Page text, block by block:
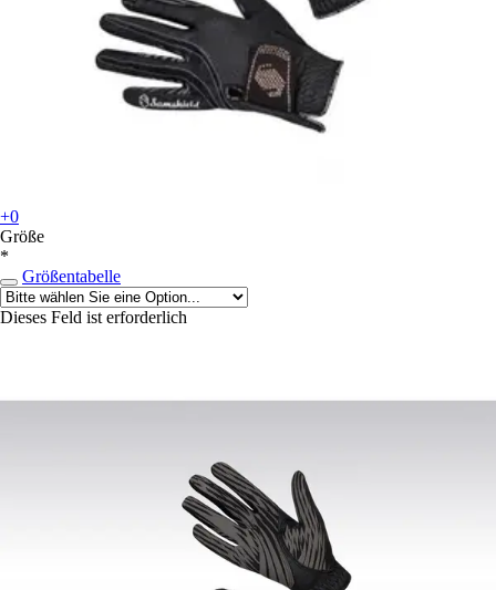
+0
Größe
*
Größentabelle
Dieses Feld ist erforderlich